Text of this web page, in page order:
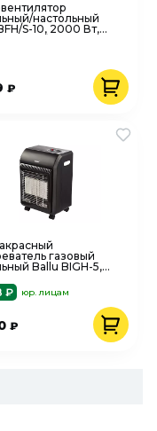
настольный
S-10, 2000 Вт,
₽
газовый
Ballu BIGH-5,
₽ юр. лицам
₽